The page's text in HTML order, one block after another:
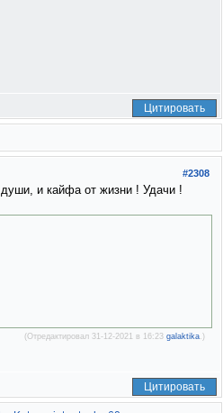
Цитировать
#2308
и кайфа от жизни ! Удачи !
(Отредактировал 31-12-2021 в 16:23 galaktika .)
Цитировать